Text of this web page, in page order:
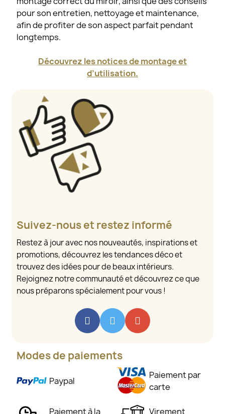
pour son entretien, nettoyage et maintenance,
afin de profiter de son aspect parfait pendant
longtemps.
Découvrez les notices de montage et
d’utilisation.
Suivez-nous et restez informé
Restez à jour avec nos nouveautés, inspirations et
promotions, découvrez les tendances déco et
trouvez des idées pour de beaux intérieurs.
Rejoignez notre communauté et découvrez ce que
nous préparons spécialement pour vous !
Modes de paiements
Paypal
Paiement par
carte
Paiement à la
Virement